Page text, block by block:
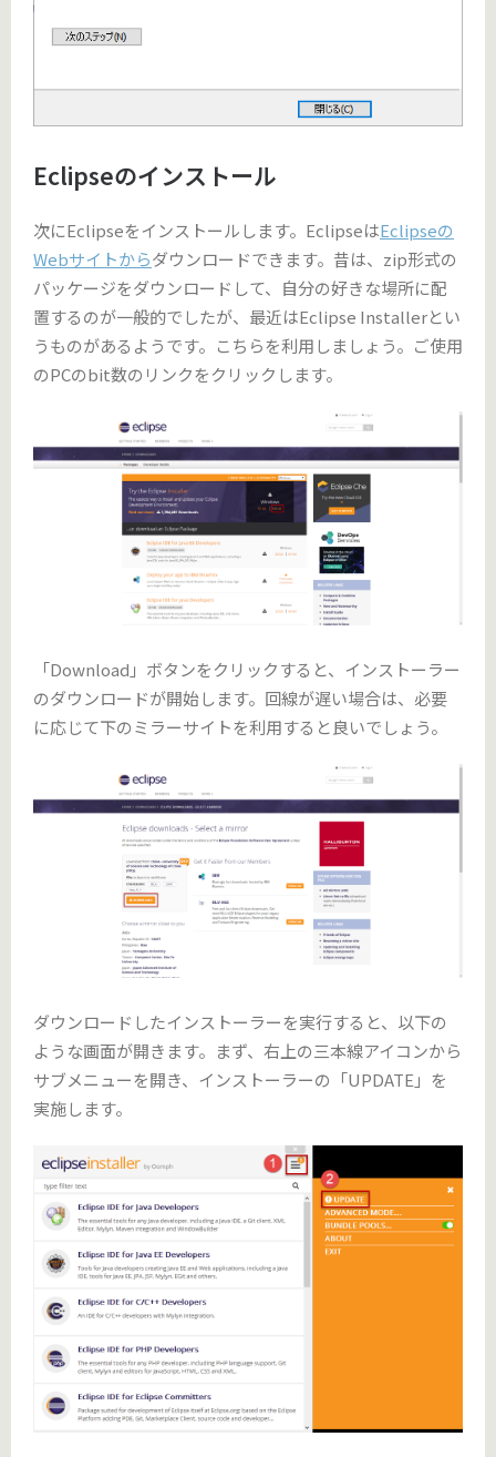
Eclipseのインストール
次にEclipseをインストールします。EclipseはEclipseの
Webサイトからダウンロードできます。昔は、zip形式の
パッケージをダウンロードして、自分の好きな場所に配
置するのが一般的でしたが、最近はEclipse Installerとい
うものがあるようです。こちらを利用しましょう。ご使用
のPCのbit数のリンクをクリックします。
「Download」ボタンをクリックすると、インストーラー
のダウンロードが開始します。回線が遅い場合は、必要
に応じて下のミラーサイトを利用すると良いでしょう。
ダウンロードしたインストーラーを実行すると、以下の
ような画面が開きます。まず、右上の三本線アイコンから
サブメニューを開き、インストーラーの「UPDATE」を
実施します。